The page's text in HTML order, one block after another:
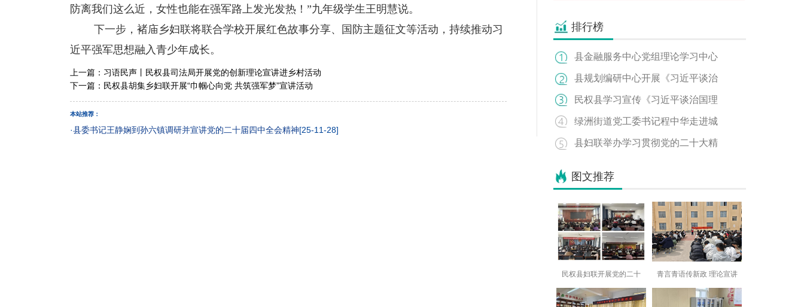
防离我们这么近，女性也能在强军路上发光发热！”九年级学生王明慧说。
下一步，褚庙乡妇联将联合学校开展红色故事分享、国防主题征文等活动，持续推动习
近平强军思想融入青少年成长。
上一篇： 习语民声丨民权县司法局开展党的创新理论宣讲进乡村活动
下一篇： 民权县胡集乡妇联开展“巾帼心向党 共筑强军梦”宣讲活动
本站推荐：
·县委书记王静娴到孙六镇调研并宣讲党的二十届四中全会精神[25-11-28]
排行榜
县金融服务中心党组理论学习中心
县规划编研中心开展《习近平谈治
民权县学习宣传《习近平谈治国理
绿洲街道党工委书记程中华走进城
县妇联举办学习贯彻党的二十大精
图文推荐
民权县妇联开展党的二十 青言青语传新政 理论宣讲